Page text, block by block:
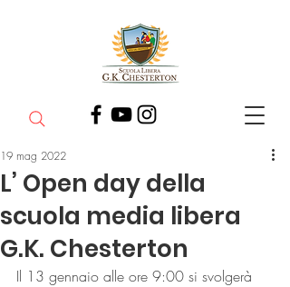
L’ Open day della
scuola media libera
G.K. Chesterton
19 mag 2022
Il 13 gennaio alle ore 9:00 si svolgerà